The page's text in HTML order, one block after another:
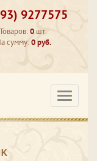
9277575
Товаров:0 шт.
сумму:0 руб.